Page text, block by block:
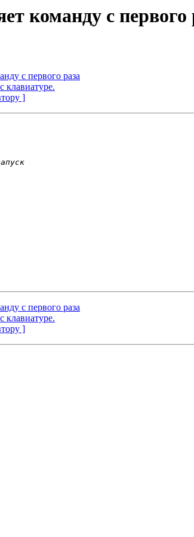
команду с первого
с первого раза
клавиатуре.
]
с первого раза
клавиатуре.
]